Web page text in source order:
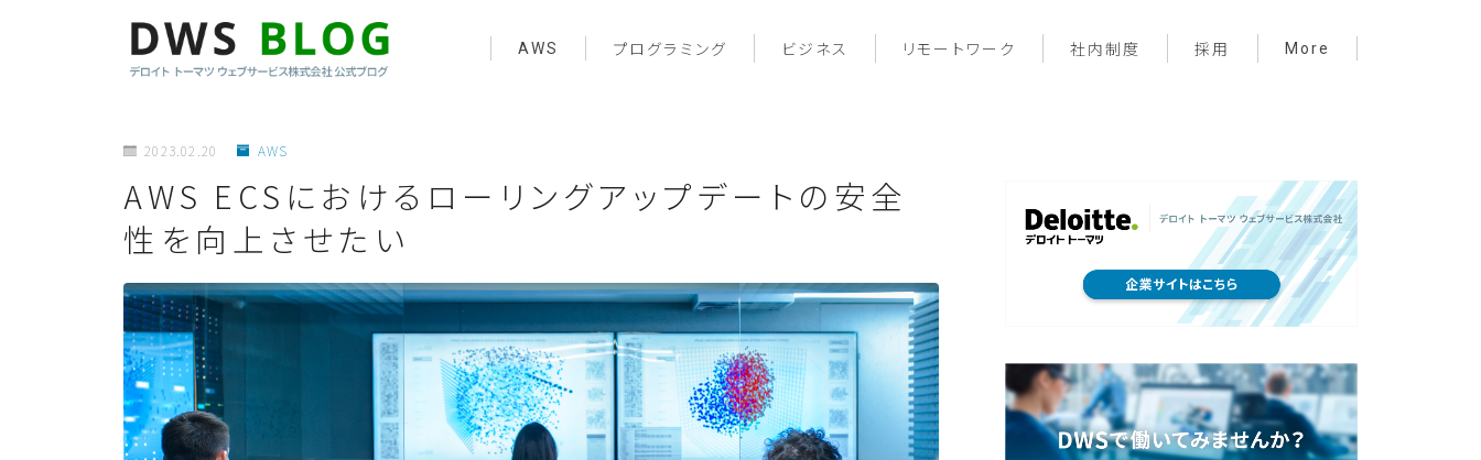
AWS プログラミング ビジネス リモートワーク 社内制度 採用 More
サーバーレス
プライベート
メンバー紹介
2023.02.20 AWS
AWS ECSにおけるローリングアップデートの安全
性を向上させたい